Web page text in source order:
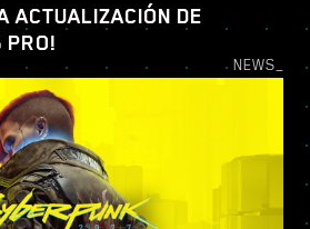
ACTUALIZACIÓN DE
PRO!
NEWS_